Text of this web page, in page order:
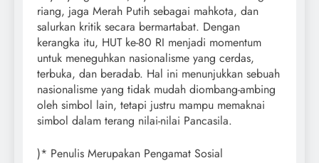
riang, jaga Merah Putih sebagai mahkota, dan
salurkan kritik secara bermartabat. Dengan
kerangka itu, HUT ke-80 RI menjadi momentum
untuk meneguhkan nasionalisme yang cerdas,
terbuka, dan beradab. Hal ini menunjukkan sebuah
nasionalisme yang tidak mudah diombang-ambing
oleh simbol lain, tetapi justru mampu memaknai
simbol dalam terang nilai-nilai Pancasila.
)* Penulis Merupakan Pengamat Sosial